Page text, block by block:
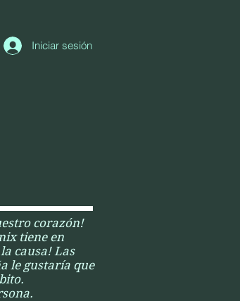
Iniciar sesión
corazón!
tiene en
causa! Las
le gustaría que